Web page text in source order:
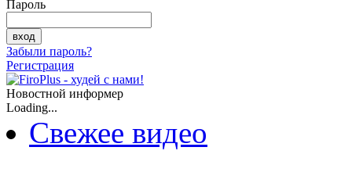
Пароль
Забыли пароль?
Регистрация
Новостной информер
Loading...
Свежее видео